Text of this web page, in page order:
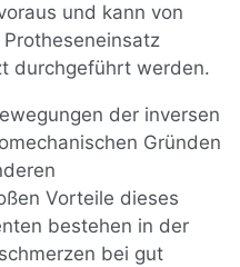
und kann von
durchgeführt werden.
der inversen
Gründen
Vorteile dieses
bestehen in der
bei gut